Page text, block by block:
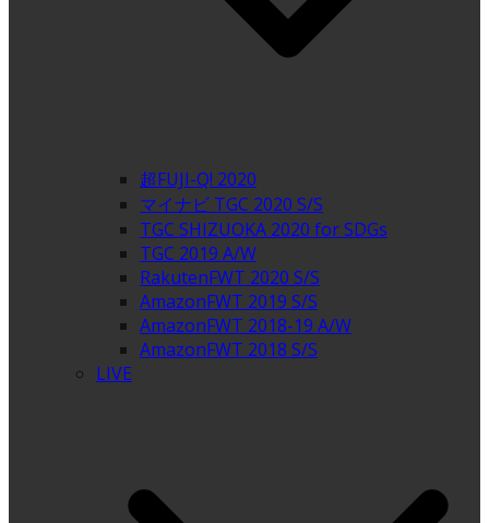
超FUJI-Q! 2020
マイナビ TGC 2020 S/S
TGC SHIZUOKA 2020 for SDGs
TGC 2019 A/W
RakutenFWT 2020 S/S
AmazonFWT 2019 S/S
AmazonFWT 2018-19 A/W
AmazonFWT 2018 S/S
LIVE